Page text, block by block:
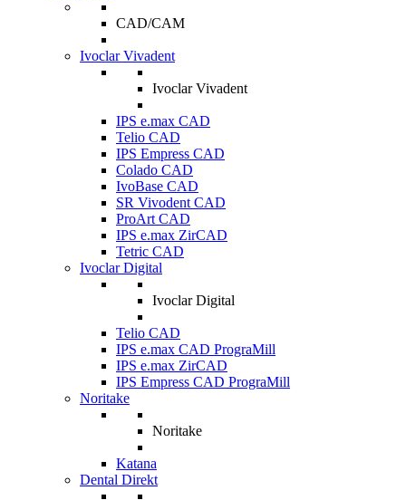
CAD/CAM
Ivoclar Vivadent
Ivoclar Vivadent
IPS e.max CAD
Telio CAD
IPS Empress CAD
Colado CAD
IvoBase CAD
SR Vivodent CAD
ProArt CAD
IPS e.max ZirCAD
Tetric CAD
Ivoclar Digital
Ivoclar Digital
Telio CAD
IPS e.max CAD PrograMill
IPS e.max ZirCAD
IPS Empress CAD PrograMill
Noritake
Noritake
Katana
Dental Direkt